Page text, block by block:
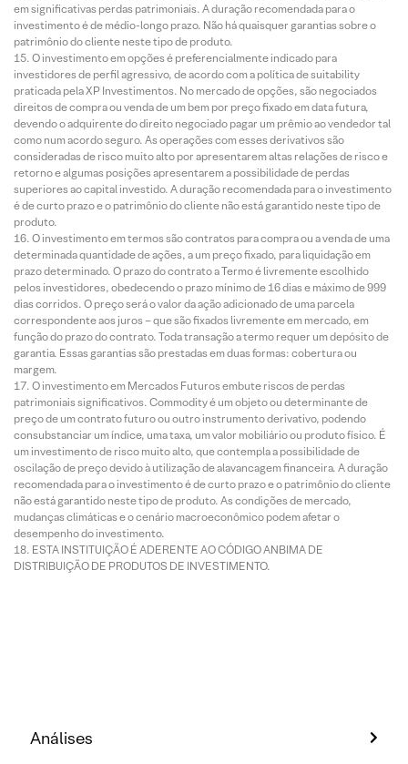
em significativas perdas patrimoniais. A duração recomendada para o
investimento é de médio-longo prazo. Não há quaisquer garantias sobre o
patrimônio do cliente neste tipo de produto.
O investimento em opções é preferencialmente indicado para
investidores de perfil agressivo, de acordo com a política de suitability
praticada pela XP Investimentos. No mercado de opções, são negociados
direitos de compra ou venda de um bem por preço fixado em data futura,
devendo o adquirente do direito negociado pagar um prêmio ao vendedor tal
como num acordo seguro. As operações com esses derivativos são
consideradas de risco muito alto por apresentarem altas relações de risco e
retorno e algumas posições apresentarem a possibilidade de perdas
superiores ao capital investido. A duração recomendada para o investimento
é de curto prazo e o patrimônio do cliente não está garantido neste tipo de
produto.
O investimento em termos são contratos para compra ou a venda de uma
determinada quantidade de ações, a um preço fixado, para liquidação em
prazo determinado. O prazo do contrato a Termo é livremente escolhido
pelos investidores, obedecendo o prazo mínimo de 16 dias e máximo de 999
dias corridos. O preço será o valor da ação adicionado de uma parcela
correspondente aos juros – que são fixados livremente em mercado, em
função do prazo do contrato. Toda transação a termo requer um depósito de
garantia. Essas garantias são prestadas em duas formas: cobertura ou
margem.
O investimento em Mercados Futuros embute riscos de perdas
patrimoniais significativos. Commodity é um objeto ou determinante de
preço de um contrato futuro ou outro instrumento derivativo, podendo
consubstanciar um índice, uma taxa, um valor mobiliário ou produto físico. É
um investimento de risco muito alto, que contempla a possibilidade de
oscilação de preço devido à utilização de alavancagem financeira. A duração
recomendada para o investimento é de curto prazo e o patrimônio do cliente
não está garantido neste tipo de produto. As condições de mercado,
mudanças climáticas e o cenário macroeconômico podem afetar o
desempenho do investimento.
ESTA INSTITUIÇÃO É ADERENTE AO CÓDIGO ANBIMA DE
DISTRIBUIÇÃO DE PRODUTOS DE INVESTIMENTO.
Análises